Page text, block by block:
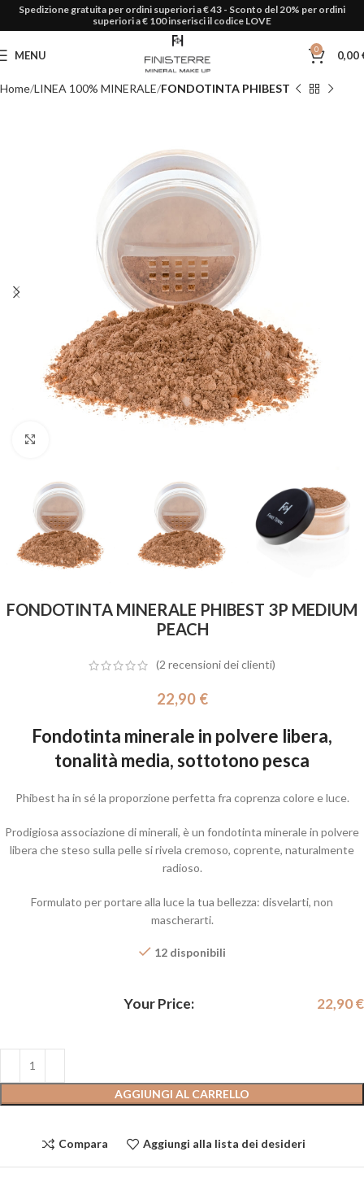
Spedizione gratuita per ordini superiori a € 43 - Sconto del 20% per ordini
superiori a € 100 inserisci il codice LOVE
MENU 0 0,00
Home LINEA 100% MINERALE FONDOTINTA PHIBEST
FONDOTINTA MINERALE PHIBEST 3P MEDIUM
PEACH
(2 recensioni dei clienti)
22,90 €
Fondotinta minerale in polvere libera,
tonalità media, sottotono pesca
Phibest ha in sé la proporzione perfetta fra coprenza colore e luce.
Prodigiosa associazione di minerali, è un fondotinta minerale in polvere
libera che steso sulla pelle si rivela cremoso, coprente, naturalmente
radioso.
Formulato per portare alla luce la tua bellezza: disvelarti, non
mascherarti.
12 disponibili
Your Price: 22,90€
AGGIUNGI AL CARRELLO
Compara Aggiungi alla lista dei desideri